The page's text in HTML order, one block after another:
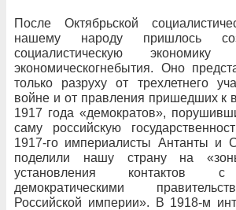
После Октябрьской
нашему народу пришлось
социалистическую
экономическогнебытия. Оно
только разруху от трехлетнего
войне и от правления пришедших к
1917 года «демократов»,
саму российскую
1917-го империалисты Антанты и
поделили нашу страну на
установления контактов с
демократическими
Российской империи». В 1918-м